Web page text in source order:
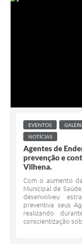
EVENTOS
NOTÍCIAS
Agentes de
prevenção e
Vilhena.
Com o aumento
Municipal de
desenvolveu
preventiva seus
realizando
conscientização